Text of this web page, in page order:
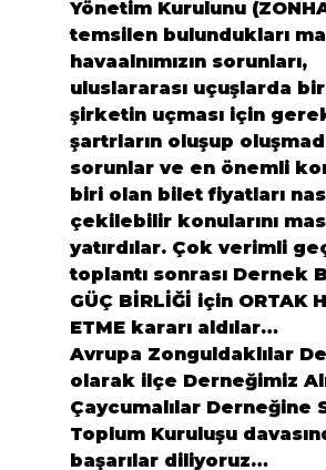
Yönetim Kurulunu
temsilen bulundukları
havaalnımızın sorunları,
uluslararası uçuşlarda
şirketin uçması için
şartrların oluşup
sorunlar ve en önemli
biri olan bilet fiyatları
çekilebilir konularını
yatırdılar. Çok verimli
toplantı sonrası Dernek
GÜÇ BİRLİĞİ için ORTAK
ETME kararı aldılar…
Avrupa Zonguldaklılar
olarak ilçe Derneğimiz
Çaycumalılar Derneğine
Toplum Kuruluşu
başarılar diliyoruz…